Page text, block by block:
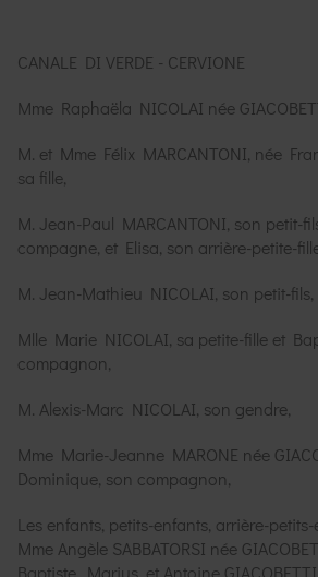
CANALE DI VERDE - CERVIONE
Mme Raphaëla NICOLAI née
M. et Mme Félix MARCANTONI, née
sa fille,
M. Jean-Paul MARCANTONI, son petit-
compagne, et Elisa, son arrière-petite-
M. Jean-Mathieu NICOLAI, son petit-fils,
Mlle Marie NICOLAI, sa petite-fille et
compagnon,
M. Alexis-Marc NICOLAI, son gendre,
Mme Marie-Jeanne MARONE née
Dominique, son compagnon,
Les enfants, petits-enfants, arrière-
Mme Angèle SABBATORSI née
Baptiste, Marius, et Antoine